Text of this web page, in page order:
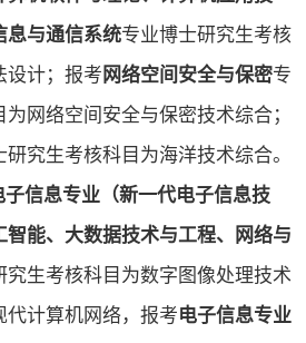
息与通信系统专业博士研究生考核
设计；报考 网络空间安全与保密专
网络空间安全与保密技术综合；
研究生考核科目为海洋技术综合。
子信息专业（新一代电子信息技
能、大数据技术与工程、网络与
究生考核科目为数字图像处理技术
代计算机网络，报考电子信息专业